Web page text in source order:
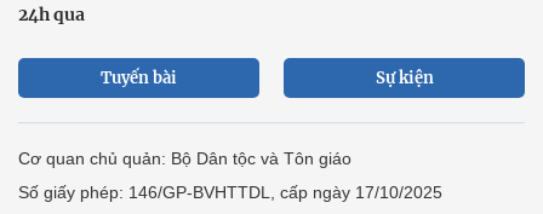
24h qua
Tuyến bài Sự kiện
Cơ quan chủ quản: Bộ Dân tộc và Tôn giáo
Số giấy phép: 146/GP-BVHTTDL, cấp ngày 17/10/2025